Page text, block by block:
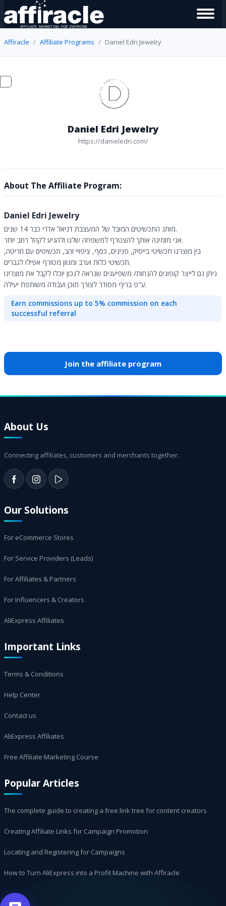
Affiracle Affiliate Programs Daniel Edri Jewelry
Daniel Edri Jewelry
https://danieledri.com/
About The Affiliate Program:
Daniel Edri Jewelry
מותג התכשיטים המובל של המעצבת דניאל אדרי כבר 14 שנים.
אני מזמינה אותך להצטרף למשפחה שלנו ולהגיע לקהל רחב יותר.
בין מוצרנו תכשיטי בייסיק, פנינים, כסף, ציפויי זהב, תכשיטים עם חריטה,
תכשיטי כלות וערב ומגוון מטורף אפילו לגברים.
ניתן גם לייצר קופונים להנחות/ משפיענים שנראה לנכון יוכלו לקבל את מוצרינו
ע"פ בריף מסודר לצורך תוכן ועבודה משותפת יעילה.
Earn commissions up to 5% commission on each
successful referral
Join the affiliate program
About Us
Connecting affiliates, customers and merchants together.
Our Solutions
For eCommerce Stores
For Service Providers (Leads)
For Affiliates & Partners
For Influencers & Creators
AliExpress Affiliates
Important Links
Terms & Conditions
Help Center
Contact us
AliExpress Affiliates
Free Affiliate Marketing Course
Popular Articles
The complete guide to creating a free link tree for content creators
Creating Affiliate Links for Campaign Promotion
Locating and Registering for Campaigns
How to Turn AliExpress into a Profit Machine with Affiracle